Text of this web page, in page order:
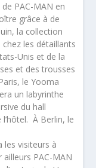
PAC-MAN en
grâce à de
la collection
chez les détaillants
Unis et de la
et des trousses
le Yooma
un labyrinthe
du hall
À Berlin, le
les visiteurs à
ailleurs PAC-MAN